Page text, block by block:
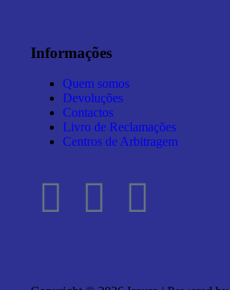
Informações
Quem somos
Devoluções
Contactos
Livro de Reclamações
Centros de Arbitragem